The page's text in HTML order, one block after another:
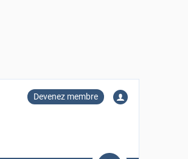
Devenez membre